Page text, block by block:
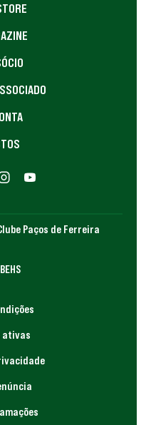
Paços de Ferreira
ativas